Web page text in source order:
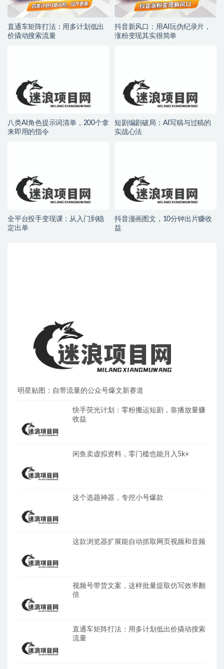
直通车矩阵打法：用多计划低出
价撬动搜索流量
抖音新风口：用AI玩伪纪录片，
涨粉变现其实很简单
八类AI角色提示词清单，200个拿
来即用的指令
短剧编剧破局：AI写稿与过稿的
实战心法
全平台投手变现课：从入门到稳
定出单
抖音漫画图文，10分钟出片赚收
益
明星贴图：自带流量的公众号爆文新赛道
快手荧光计划：零粉搬运短剧，靠播放量赚
收益
闲鱼卖虚拟资料，零门槛也能月入5k+
这个选题神器，专挖小号爆款
这款浏览器扩展能自动抓取网页视频和音频
视频号带货文案，这样批量提取仿写效率翻
倍
直通车矩阵打法：用多计划低出价撬动搜索
流量